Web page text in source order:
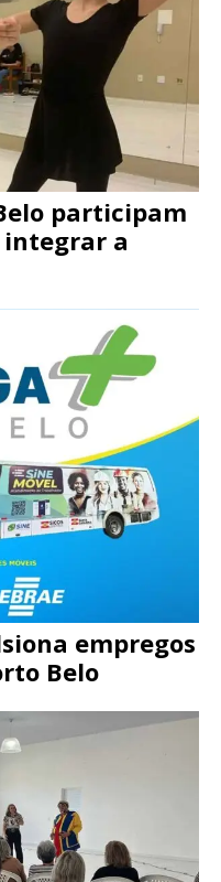
participam
integrar a
empregos
Belo